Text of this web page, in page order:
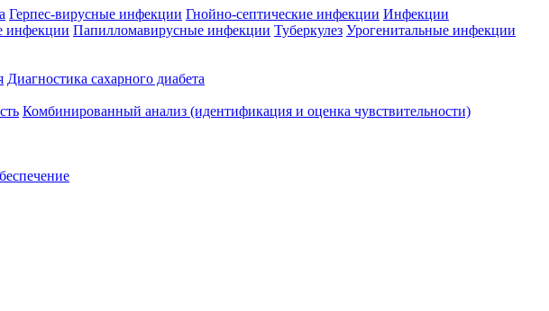
Герпес-вирусные инфекции Гнойно-септические инфекции Инфекции
инфекции Папилломавирусные инфекции Туберкулез Урогенитальные инфекции
Диагностика сахарного диабета
Комбинированный анализ (идентификация и оценка чувствительности)